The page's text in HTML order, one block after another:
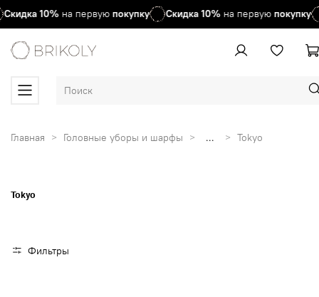
Скидка10%на первую покупку Скидка10%на первую покупку
Главная Головные уборы и шарфы ... Tokyo
Tokyo
Фильтры